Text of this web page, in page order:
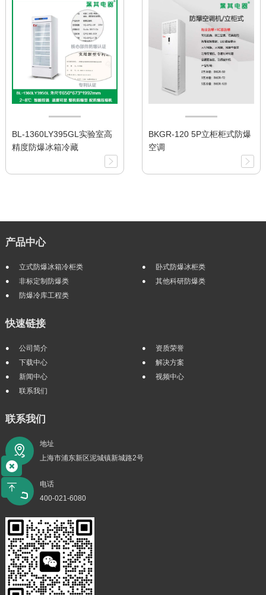
BL-1360LY395GL实验室高
精度防爆冰箱冷藏
BKGR-120 5P立柜柜式防爆
空调
产品中心
立式防爆冰箱冷柜类
卧式防爆冰柜类
非标定制防爆类
其他科研防爆类
防爆冷库工程类
快速链接
公司简介
资质荣誉
下载中心
解决方案
新闻中心
视频中心
联系我们
联系我们
地址
上海市浦东新区泥城镇新城路2号
电话
400-021-6080